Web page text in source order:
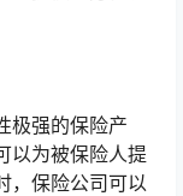
极强的保险产
以为被保险人提
，保险公司可以